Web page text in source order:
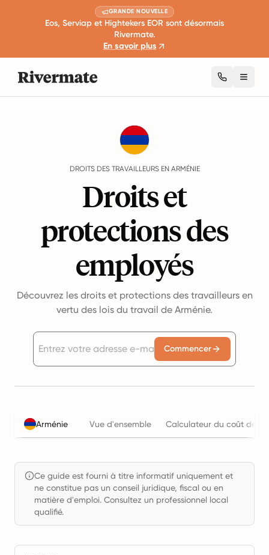
GRANDE NOUVELLE
Eos, Serviap et Hightekers EOR sont désormais
Rivermate.
En savoir plus
DROITS DES TRAVAILLEURS EN ARMÉNIE
Droits et
protections des
employés
Découvrez les droits et protections des travailleurs en
vertu des lois du travail de Arménie.
Commencer
Arménie Vue d'ensemble Calculateur du coût de
Ce guide est fourni à titre informatif uniquement et
ne constitue pas un conseil juridique, fiscal ou en
matière d'emploi. Consultez un professionnel local
qualifié.